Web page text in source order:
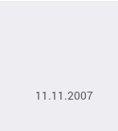
11.11.2007